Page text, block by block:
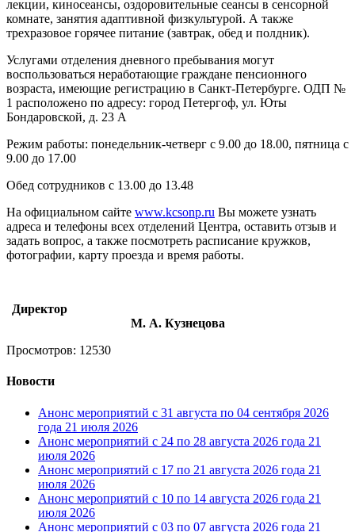
лекции, киносеансы, оздоровительные сеансы в сенсорной
комнате, занятия адаптивной физкультурой. А также
трехразовое горячее питание (завтрак, обед и полдник).
Услугами отделения дневного пребывания могут
воспользоваться неработающие граждане пенсионного
возраста, имеющие регистрацию в Санкт-Петербурге. ОДП №
1 расположено по адресу: город Петергоф, ул. Юты
Бондаровской, д. 23 А
Режим работы: понедельник-четверг с 9.00 до 18.00, пятница с
9.00 до 17.00
Обед сотрудников с 13.00 до 13.48
На официальном сайте www.kcsonp.ru Вы можете узнать
адреса и телефоны всех отделений Центра, оставить отзыв и
задать вопрос, а также посмотреть расписание кружков,
фотографии, карту проезда и время работы.
Директор
М. А. Кузнецова
Просмотров: 12530
Новости
Анонс мероприятий с 31 августа по 04 сентября 2026
года 21 июля 2026
Анонс мероприятий с 24 по 28 августа 2026 года 21
июля 2026
Анонс мероприятий с 17 по 21 августа 2026 года 21
июля 2026
Анонс мероприятий с 10 по 14 августа 2026 года 21
июля 2026
Анонс мероприятий с 03 по 07 августа 2026 года 21